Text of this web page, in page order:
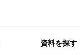
資料を探す